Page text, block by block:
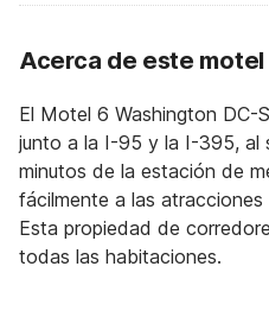
Acerca de este motel
El Motel 6 Washington DC-
junto a la I-95 y la I-395, al
minutos de la estación de
fácilmente a las
Esta propiedad de
todas las habitaciones.